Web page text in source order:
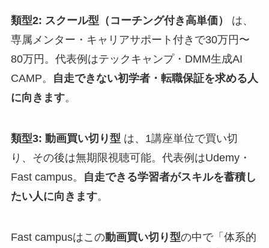
類型2: スクール型（コーチング付き高単価）
は、
専属メンター・キャリアサポート付きで30万円〜
80万円。代表例はテックキャンプ・DMM生成AI
CAMP。
自走できない初学者・転職保証を求める人
に向きます。
類型3: 動画買い切り型 は、1講座単位で買い切
り、その後は無期限視聴可能。代表例はUdemy・
Fast campus。
自走できる学習者がスキルを蓄積し
たい人に向きます。
Fast campusはこの動画買い切り型の中で「体系的